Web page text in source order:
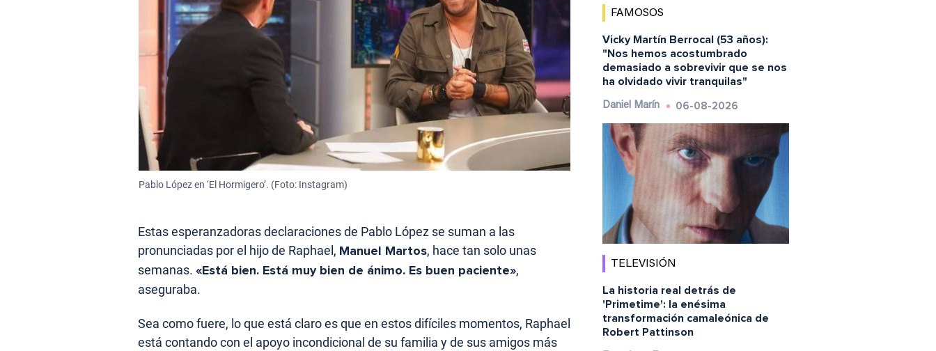
Pablo López en ‘El Hormigero’. (Foto: Instagram)
Estas esperanzadoras declaraciones de Pablo López se suman a las
pronunciadas por el hijo de Raphael, Manuel Martos, hace tan solo unas
semanas. «Está bien. Está muy bien de ánimo. Es buen paciente»,
aseguraba.
Sea como fuere, lo que está claro es que en estos difíciles momentos, Raphael
está contando con el apoyo incondicional de su familia y de sus amigos más
FAMOSOS
Vicky Martín Berrocal (53 años):
"Nos hemos acostumbrado
demasiado a sobrevivir que se nos
ha olvidado vivir tranquilas"
Daniel Marín 06-08-2026
TELEVISIÓN
La historia real detrás de
'Primetime': la enésima
transformación camaleónica de
Robert Pattinson